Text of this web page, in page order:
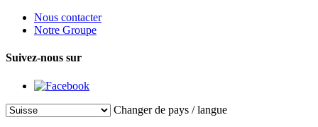
Nous contacter
Notre Groupe
Suivez-nous sur
Changer de pays / langue